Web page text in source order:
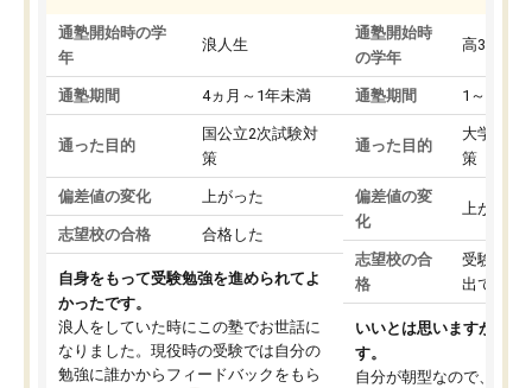
通塾開始時の学
年
浪人生
通塾期間 4ヵ月～1年未満
通った目的
国公立2次試験対
策
偏差値の変化 上がった
志望校の合格 合格した
自身をもって受験勉強を進められてよ
かったです。
浪人をしていた時にこの塾でお世話に
なりました。現役時の受験では自分の
勉強に誰かからフィードバックをもら
通塾開始時
の学年
高3
通塾期間 1～3ヵ月
通った目的
大学入学
策
偏差値の変
化
上がった
志望校の合
格
受験して
出ていな
いいとは思いますが、料
す。
自分が朝型なので、自習